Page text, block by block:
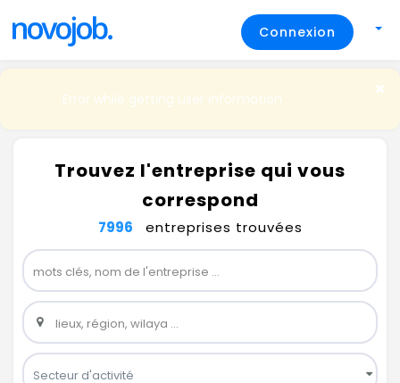
Connexion
Error while getting user information
Trouvez l'entreprise qui vous
correspond
7996 entreprises trouvées